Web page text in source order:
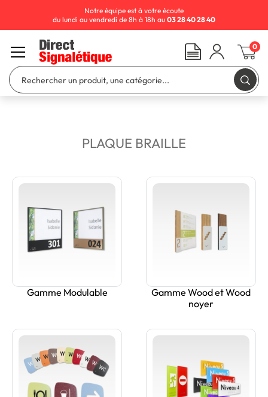
PLAQUE BRAILLE
Gamme Modulable
Gamme Wood et Wood
noyer
Notre équipe est à votre écoute
du lundi au vendredi de 8h à 18h au 03 28 40 28 40
0